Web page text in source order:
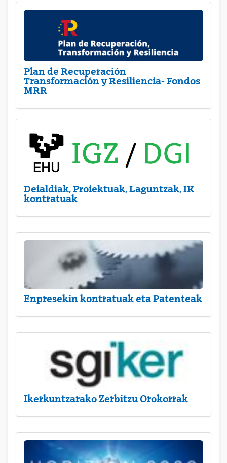
Plan de Recuperación
Transformación y Resiliencia- Fondos
MRR
Deialdiak, Proiektuak, Laguntzak, IK
kontratuak
Enpresekin kontratuak eta Patenteak
Ikerkuntzarako Zerbitzu Orokorrak